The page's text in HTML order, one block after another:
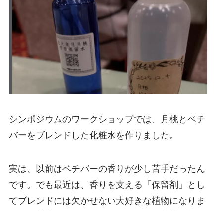
シンポジウムのワークショップでは、月桃とベチ
バーをブレンドした化粧水を作りました。
実は、以前はベチバーの香りが少し苦手だったん
です。でも最近は、香りを支える「保留剤」とし
てブレンドには欠かせない大好きな植物になりま